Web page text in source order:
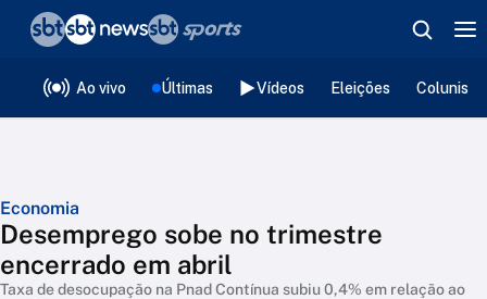
Ao vivo Últimas Vídeos Eleições
Economia
Desemprego sobe no trimestre
encerrado em abril
Taxa de desocupação na Pnad Contínua subiu 0,4% em relação ao
❮voltar
Editorias